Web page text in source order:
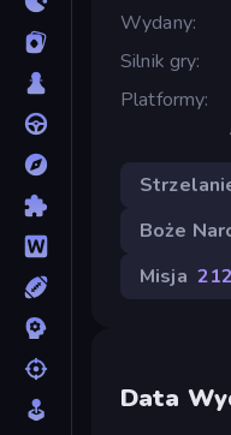
Wydany
Silnik gry
Platformy
Boże
Misja 212
Data